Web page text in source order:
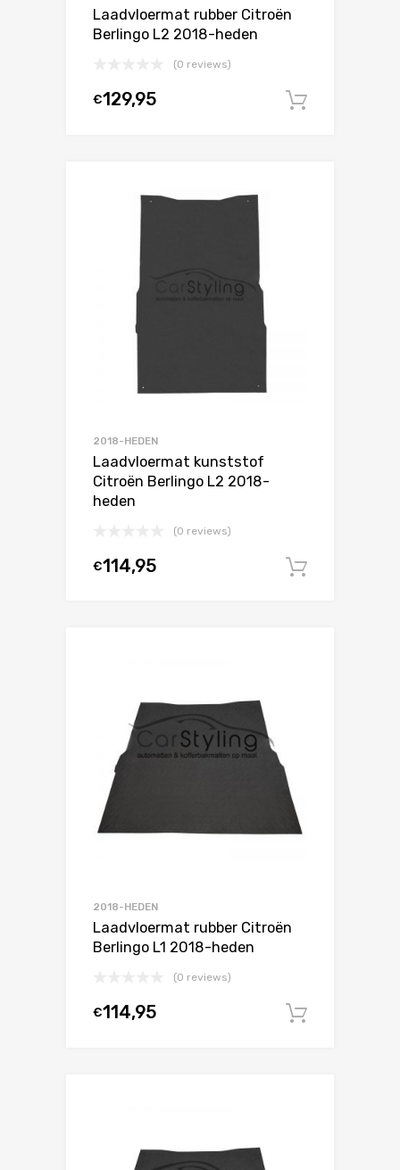
Laadvloermat rubber Citroën
Berlingo L2 2018-heden
(0 reviews)
€129,95
2018-HEDEN
Laadvloermat kunststof
Citroën Berlingo L2 2018-
heden
(0 reviews)
€114,95
2018-HEDEN
Laadvloermat rubber Citroën
Berlingo L1 2018-heden
(0 reviews)
€114,95